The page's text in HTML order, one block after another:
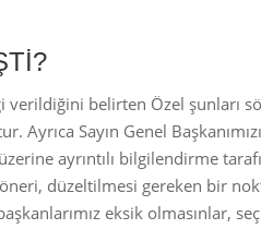
verildiğini belirten Özel şunları
Sayın Genel
ayrıntılı bilgilendirme
düzeltilmesi gereken bir
eksik olmasınlar,